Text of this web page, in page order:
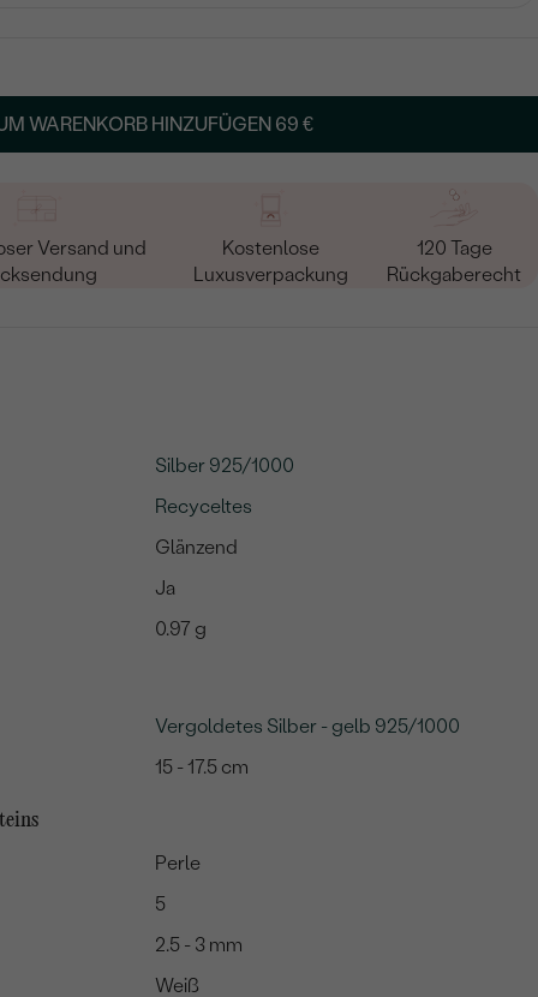
WARENKORB HINZUFÜGEN 69 €
Versand und
Kostenlose
Luxusverpackung
120 Tage
Rückgaberecht
Silber 925/1000
Recyceltes
Glänzend
Ja
0.97 g
Vergoldetes Silber - gelb 925/1000
15 - 17.5 cm
Perle
5
2.5 - 3 mm
Weiß